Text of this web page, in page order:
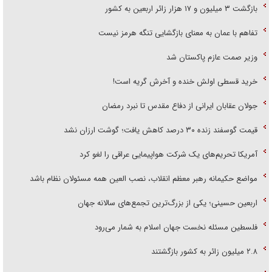
بازگشت ۳ میلیون و ۱۷ هزار زائر اربعین به کشور
تفاهم با عمان به معنای بازگشایی تنگه هرمز نیست
وزیر صمت عازم پاکستان شد
خرید قسطی اولش خنده و آخرش گریه است!
جولان عقابان ایرانی از دفاع مقدس تا نبرد رمضان
قیمت گوسفند زنده ۳۰ درصد کاهش یافت؛ گوشت ارزان نشد
آمریکا تحریم‌های یک شرکت هواپیمایی عراقی را لغو کرد
مواضع حکیمانه رهبر معظم انقلاب، نصب العین همه مسئولان نظام باشد
اربعین حسینی؛ یکی از بزرگ‌ترین تجمع‌های سالانه جهان
فلسطین مسئله نخست جهان اسلام به شمار می‌رود
۲.۸ میلیون زائر به کشور بازگشتند